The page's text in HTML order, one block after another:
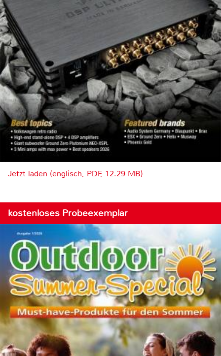
Jetzt laden (englisch, PDF, 12.29 MB)
kostenloses Probeexemplar